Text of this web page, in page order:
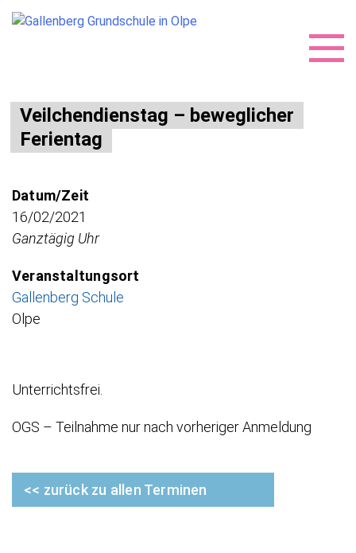
Skip
content
Veilchendienstag – beweglicher
Ferientag
Datum/Zeit
16/02/2021
Ganztägig Uhr
Veranstaltungsort
Gallenberg Schule
Olpe
Unterrichtsfrei.
OGS – Teilnahme nur nach vorheriger Anmeldung
<< zurück zu allen Terminen